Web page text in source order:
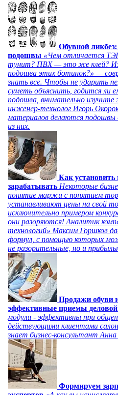
Обувной
подошвы «Чем отличается
тунит? ПВХ — это же клей? Из
подошва этих ботинок?» —
знать все. Чтобы не ударить
суметь объяснить, годится ли
подошва, внимательно
инженер-технолог Игорь
материалов делаются
из них.
Как
зарабатывать Некоторые
понятие маржи с понятием
устанавливают цены на свой
исключительно примером
они разоряются! Аналитик
технологий» Максим Горшков
формул, с помощью которых
не разорительные, но и
Продажи обуви
эффективные приемы
модули - эффективны при
действующими клиентами
знает бизнес-консультант
Формируем